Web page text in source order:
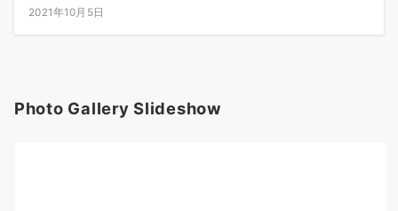
2021年10月5日
Photo Gallery Slideshow